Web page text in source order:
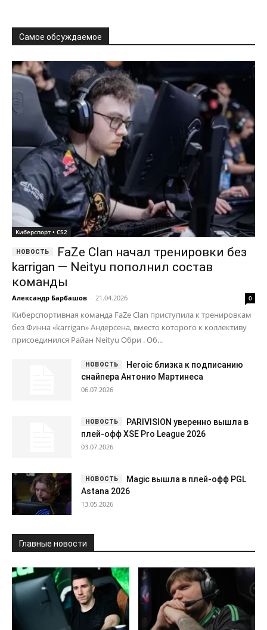
Самое обсуждаемое
Киберспорт • CS2
FaZe Clan начал тренировки без
karrigan — Neityu пополнил состав
команды
Александр Барбашов - 21.04.2026 0
Киберспортивная команда FaZe Clan приступила к тренировкам
без Финна «karrigan» Андерсена, вместо которого к коллективу
присоединился Райан Neityu Обри . Об...
Heroic близка к подписанию
снайпера Антонио Мартинеса
06.07.2026
PARIVISION уверенно вышла в
плей-офф XSE Pro League 2026
03.07.2026
Magic вышла в плей-офф PGL
Astana 2026
13.05.2026
Главные новости